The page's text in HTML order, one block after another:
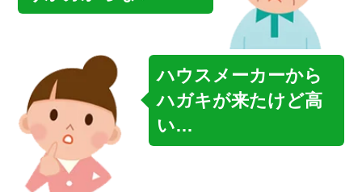
ハウスメーカーから
ハガキが来たけど高
い…